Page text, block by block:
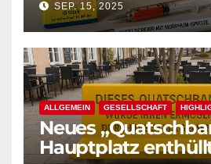
SEP. 15, 2025
ALLGEMEIN GESELLSCHAFT
Neues
Hauptplatz